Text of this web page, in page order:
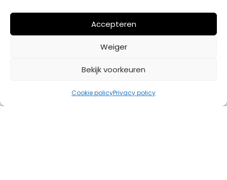
Accepteren
Weiger
Bekijk voorkeuren
Cookie policyPrivacy policy